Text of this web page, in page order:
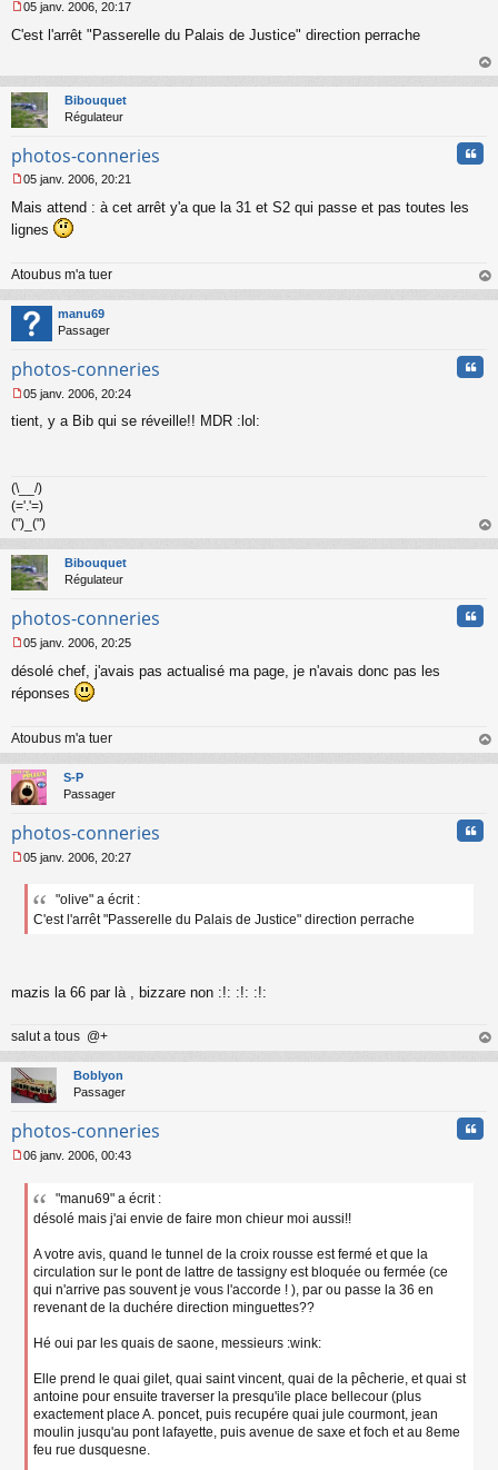
e
a
g
e
o
l
u
05 janv. 2006, 20:17
C'est l'arrêt "Passerelle du Palais de Justice" direction perrache
au
Bibouquet
Régulateur
photos-conneries
e
s
s
g
e
n
o
n
u
05 janv. 2006, 20:21
Mais attend : à cet arrêt y'a que la 31 et S2 qui passe et pas toutes les
lignes
Atoubus m'a tuer
au
manu69
Passager
photos-conneries
e
e
n
o
n
l
u
05 janv. 2006, 20:24
tient, y a Bib qui se réveille!! MDR :lol:
(\__/)
(='.'=)
(")_(")
au
Bibouquet
Régulateur
photos-conneries
e
s
s
g
e
n
o
n
u
05 janv. 2006, 20:25
désolé chef, j'avais pas actualisé ma page, je n'avais donc pas les
réponses
Atoubus m'a tuer
au
S-P
Passager
photos-conneries
e
a
l
u
05 janv. 2006, 20:27
"olive" a écrit :
C'est l'arrêt "Passerelle du Palais de Justice" direction perrache
mazis la 66 par là , bizzare non :!: :!: :!:
salut a tous @+
au
Boblyon
Passager
photos-conneries
e
06 janv. 2006, 00:43
"manu69" a écrit :
désolé mais j'ai envie de faire mon chieur moi aussi!!
A votre avis, quand le tunnel de la croix rousse est fermé et que la
circulation sur le pont de lattre de tassigny est bloquée ou fermée (ce
qui n'arrive pas souvent je vous l'accorde ! ), par ou passe la 36 en
revenant de la duchére direction minguettes??
Hé oui par les quais de saone, messieurs :wink:
Elle prend le quai gilet, quai saint vincent, quai de la pêcherie, et quai st
antoine pour ensuite traverser la presqu'ile place bellecour (plus
exactement place A. poncet, puis recupére quai jule courmont, jean
moulin jusqu'au pont lafayette, puis avenue de saxe et foch et au 8eme
feu rue dusquesne.